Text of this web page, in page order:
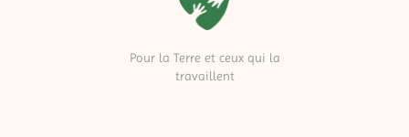
Pour la Terre et ceux qui la
travaillent